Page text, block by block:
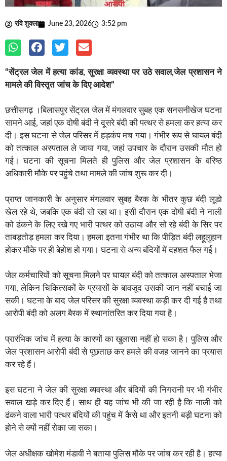
रवि शुक्ला June 23, 2026 3:52 pm
“सेंट्रल जेल में हत्या कांड, सुरक्षा व्यवस्था पर उठे सवाल,जेल प्रशासन ने
मामले की विस्तृत जांच के दिए आदेश”
छत्तीसगढ़ ।बिलासपुर सेंट्रल जेल में मंगलवार सुबह एक सनसनीखेज घटना
सामने आई, जहां एक दोषी बंदी ने दूसरे बंदी की पत्थर से हमला कर हत्या कर
दी। इस घटना से जेल परिसर में हड़कंप मच गया। गंभीर रूप से घायल बंदी
को तत्काल अस्पताल ले जाया गया, जहां उपचार के दौरान उसकी मौत हो
गई। घटना की सूचना मिलते ही पुलिस और जेल प्रशासन के वरिष्ठ
अधिकारी मौके पर पहुंचे तथा मामले की जांच शुरू कर दी।
प्राप्त जानकारी के अनुसार मंगलवार सुबह बैरक के भीतर कुछ बंदी लूडो
खेल रहे थे, जबकि एक बंदी सो रहा था। इसी दौरान एक दोषी बंदी ने नाली
को ढंकने के लिए रखे गए भारी पत्थर को उठाया और सो रहे बंदी के सिर पर
ताबड़तोड़ हमला कर दिया। हमला इतना गंभीर था कि पीड़ित बंदी लहूलुहान
होकर मौके पर ही बेहोश हो गया। घटना से अन्य बंदियों में दहशत फैल गई।
जेल कर्मचारियों को सूचना मिलने पर घायल बंदी को तत्काल अस्पताल भेजा
गया, लेकिन चिकित्सकों के प्रयासों के बावजूद उसकी जान नहीं बचाई जा
सकी। घटना के बाद जेल परिसर की सुरक्षा व्यवस्था कड़ी कर दी गई है तथा
आरोपी बंदी को अलग बैरक में स्थानांतरित कर दिया गया है।
प्रारंभिक जांच में हत्या के कारणों का खुलासा नहीं हो सका है। पुलिस और
जेल प्रशासन आरोपी बंदी से पूछताछ कर हमले की वजह जानने का प्रयास
कर रहे हैं।
इस घटना ने जेल की सुरक्षा व्यवस्था और बंदियों की निगरानी पर भी गंभीर
सवाल खड़े कर दिए हैं। साथ ही यह जांच भी की जा रही है कि नाली को
ढंकने वाला भारी पत्थर बंदियों की पहुंच में कैसे था और इतनी बड़ी घटना को
होने से क्यों नहीं रोका जा सका।
जेल अधीक्षक खोमेश मंडावी ने बताया पुलिस मौके पर जांच कर रही है। हत्या